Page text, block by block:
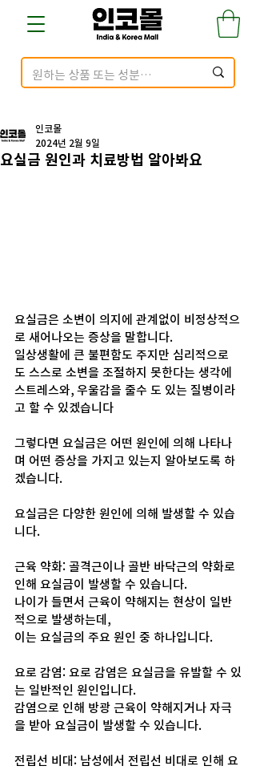
요실금 원인과 치료방법 알아봐요
인코몰
2024년 2월 9일
요실금은 소변이 의지에 관계없이 비정상적으
로 새어나오는 증상을 말합니다.
일상생활에 큰 불편함도 주지만 심리적으로
도 스스로 소변을 조절하지 못한다는 생각에
스트레스와, 우울감을 줄수 도 있는 질병이라
고 할 수 있겠습니다
그렇다면 요실금은 어떤 원인에 의해 나타나
며 어떤 증상을 가지고 있는지 알아보도록 하
겠습니다.
요실금은 다양한 원인에 의해 발생할 수 있습
니다.
근육 약화: 골격근이나 골반 바닥근의 약화로
인해 요실금이 발생할 수 있습니다.
나이가 들면서 근육이 약해지는 현상이 일반
적으로 발생하는데,
이는 요실금의 주요 원인 중 하나입니다.
요로 감염: 요로 감염은 요실금을 유발할 수 있
는 일반적인 원인입니다.
감염으로 인해 방광 근육이 약해지거나 자극
을 받아 요실금이 발생할 수 있습니다.
전립선 비대: 남성에서 전립선 비대로 인해 요